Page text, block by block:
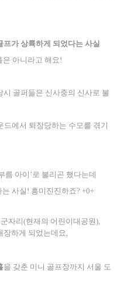
프가 상륙하게 되었다는 사실
은 아니라고 해요!
시 골퍼들은 신사중의 신사로 불
에서 퇴장당하는 수모를 겪기
름 아이’로 불리곤 했다는데
사실! 흥미진진하죠? +0+
자리(현재의 어린이대공원),
장하게 되었는데요,
을 갖춘 미니 골프장까지 서울 도